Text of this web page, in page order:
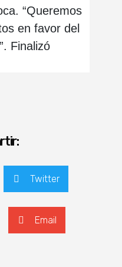
“Queremos
en favor del
Finalizó
Twitter
Email